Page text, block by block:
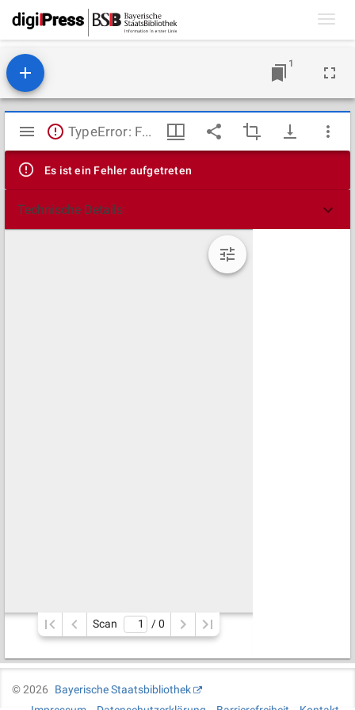
1
Mirador
Viewer
TypeError: Failed to fetch
Es ist ein Fehler aufgetreten
Technische Details
Scan / 0
©2026
Bayerische Staatsbibliothek